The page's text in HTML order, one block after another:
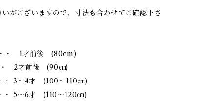
がございますので、寸法も合わせてご確認下さ
・ 1才前後 (80cm)
2才前後 (90㎝)
・ 3～4才 (100～110㎝)
・ 5～6才 (110～120㎝)